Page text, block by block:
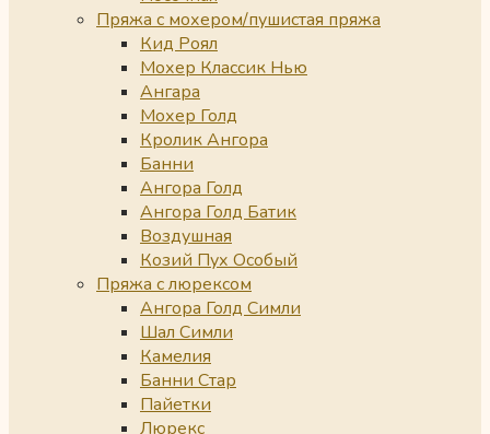
Пряжа с мохером/пушистая пряжа
Кид Роял
Мохер Классик Нью
Ангара
Мохер Голд
Кролик Ангора
Банни
Ангора Голд
Ангора Голд Батик
Воздушная
Козий Пух Особый
Пряжа с люрексом
Ангора Голд Симли
Шал Симли
Камелия
Банни Стар
Пайетки
Люрекс